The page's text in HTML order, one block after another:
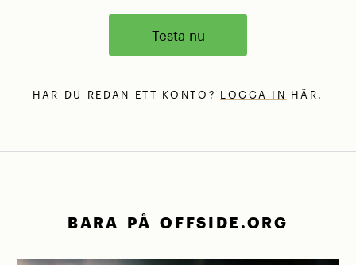
Testa nu
HAR DU REDAN ETT KONTO? LOGGA IN HÄR.
BARA PÅ OFFSIDE.ORG